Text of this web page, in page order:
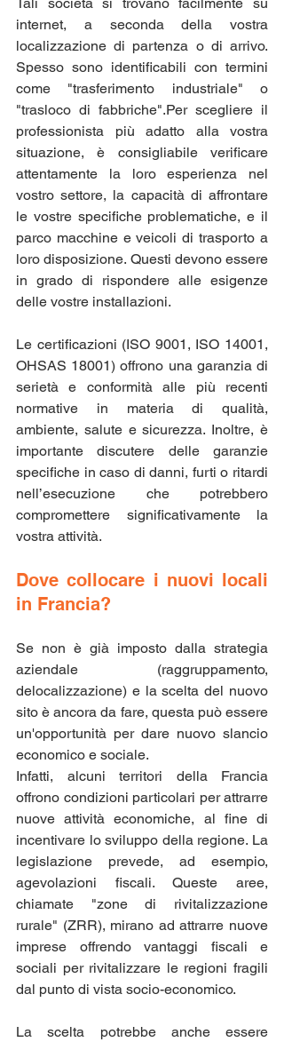
internet, a seconda della vostra
localizzazione di partenza o di arrivo.
Spesso sono identificabili con termini
come "trasferimento industriale" o
"trasloco di fabbriche".Per scegliere il
professionista più adatto alla vostra
situazione, è consigliabile verificare
attentamente la loro esperienza nel
vostro settore, la capacità di affrontare
le vostre specifiche problematiche, e il
parco macchine e veicoli di trasporto a
loro disposizione. Questi devono essere
in grado di rispondere alle esigenze
delle vostre installazioni.
Le certificazioni (ISO 9001, ISO 14001,
OHSAS 18001) offrono una garanzia di
serietà e conformità alle più recenti
normative in materia di qualità,
ambiente, salute e sicurezza. Inoltre, è
importante discutere delle garanzie
specifiche in caso di danni, furti o ritardi
nell’esecuzione che potrebbero
compromettere significativamente la
vostra attività.
Dove collocare i nuovi locali
in Francia?
Se non è già imposto dalla strategia
aziendale (raggruppamento,
delocalizzazione) e la scelta del nuovo
sito è ancora da fare, questa può essere
un'opportunità per dare nuovo slancio
economico e sociale.
Infatti, alcuni territori della Francia
offrono condizioni particolari per attrarre
nuove attività economiche, al fine di
incentivare lo sviluppo della regione. La
legislazione prevede, ad esempio,
agevolazioni fiscali. Queste aree,
chiamate "zone di rivitalizzazione
rurale" (ZRR), mirano ad attrarre nuove
imprese offrendo vantaggi fiscali e
sociali per rivitalizzare le regioni fragili
dal punto di vista socio-economico.
La scelta potrebbe anche essere